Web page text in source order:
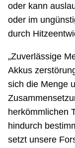
oder kann
oder im
durch
„Zuverlässige
Akkus
sich die Menge
herkömmlichen
hindurch
setzt unsere